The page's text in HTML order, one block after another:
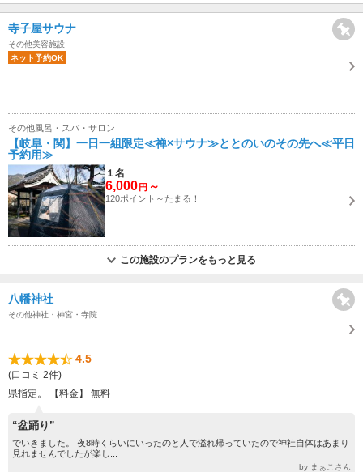
寺子屋サウナ
その他美容施設
ネット予約OK
その他風呂・スパ・サロン
【岐阜・関】一日一組限定≪禅×サウナ≫ととのいのその先へ≪平日
予約用≫
１名
6,000 円 ～
120ポイント～たまる！
この施設のプランをもっと見る
八幡神社
その他神社・神宮・寺院
4.5
(口コミ 2件)
県指定。 【料金】 無料
“盆踊り”
でいきました。 夜8時くらいにいったのと人で溢れ帰っていたので神社自体はあまり
見れませんでしたが楽し...
by まぁこさん